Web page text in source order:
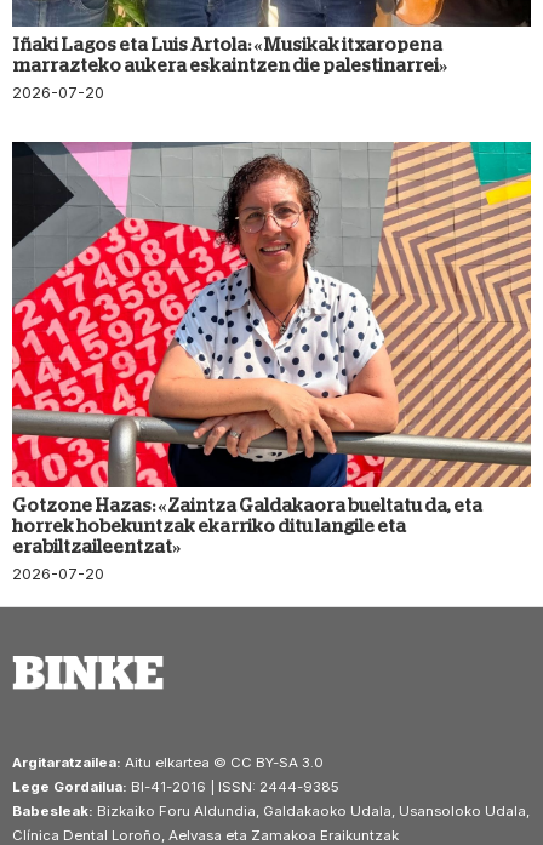
Iñaki Lagos eta Luis Artola: «Musikak itxaropena
marrazteko aukera eskaintzen die palestinarrei»
2026-07-20
Gotzone Hazas: «Zaintza Galdakaora bueltatu da, eta
horrek hobekuntzak ekarriko ditu langile eta
erabiltzaileentzat»
2026-07-20
Argitaratzailea: Aitu elkartea © CC BY-SA 3.0
Lege Gordailua: BI-41-2016 | ISSN: 2444-9385
Babesleak: Bizkaiko Foru Aldundia, Galdakaoko Udala, Usansoloko Udala,
Clínica Dental Loroño, Aelvasa eta Zamakoa Eraikuntzak